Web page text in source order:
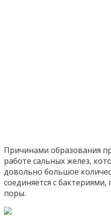
Причинами образования
работе сальных желез,
довольно большое
соединяется с
поры.